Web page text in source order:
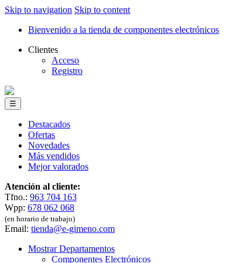
Skip to navigation Skip to content
Bienvenido a la tienda de componentes electrónicos
Clientes
Acceso
Registro
☰
Destacados
Ofertas
Novedades
Más vendidos
Mejor valorados
Atención al cliente:
Tfno.: 963 704 163
Wpp: 678 062 068
(en horario de trabajo)
Email: tienda@e-gimeno.com
Mostrar Departamentos
Componentes Electrónicos